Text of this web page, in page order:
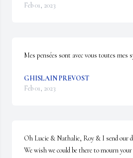
Feb 01, 2023
Mes pensées sont avec vous toutes mes
GHISLAIN PREVOST
Feb 01, 2023
Oh Lucie & Nathalie, Roy & I send our
We wish we could be there to mourn